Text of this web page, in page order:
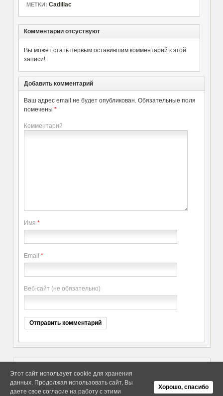
МЕТКИ: Cadillac
Комментарии отсуствуют
Вы может стать первым оставившим комментарий к этой
записи!
Добавить комментарий
Ваш адрес email не будет опубликован. Обязательные поля
помечены *
Комментарий
Имя *
Email *
Веб-сайт (не обязательно)
Об Arras WordPress Theme
Copyright elitethings. All Rights
Reserved.
Этот сайт использует cookie для хранения
данных. Продолжая использовать сайт, Вы
даете свое согласие на работу с этими
Хорошо, спасибо